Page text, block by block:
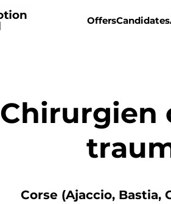
OffersCandidates
Chirurgien
Corse (Ajaccio, Bastia,